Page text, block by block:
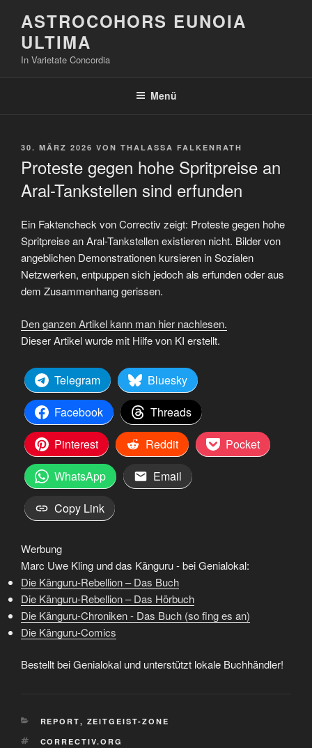
Inhalt
springen
ASTROCOHORS EUNOIA
ULTIMA
In Varietate Concordia
Menü
VERÖFFENTLICHT
30. MÄRZ 2026 VON THALASSA FALKENRATH
Proteste gegen hohe Spritpreise an
Aral-Tankstellen sind erfunden
Ein Faktencheck von Correctiv zeigt: Proteste gegen hohe
Spritpreise an Aral-Tankstellen existieren nicht. Bilder von
angeblichen Demonstrationen kursieren in Sozialen
Netzwerken, entpuppen sich jedoch als erfunden oder aus
dem Zusammenhang gerissen.
Den ganzen Artikel kann man hier nachlesen.
Dieser Artikel wurde mit Hilfe von KI erstellt.
Telegram
Bluesky
Facebook
Threads
Pinterest
Reddit
Pocket
WhatsApp
Email
Copy Link
Werbung
Marc Uwe Kling und das Känguru - bei Genialokal:
Die Känguru-Rebellion – Das Buch
Die Känguru-Rebellion – Das Hörbuch
Die Känguru-Chroniken - Das Buch (so fing es an)
Die Känguru-Comics
Bestellt bei Genialokal und unterstützt lokale Buchhändler!
KATEGORIEN
REPORT, ZEITGEIST-ZONE
SCHLAGWÖRTER
CORRECTIV.ORG